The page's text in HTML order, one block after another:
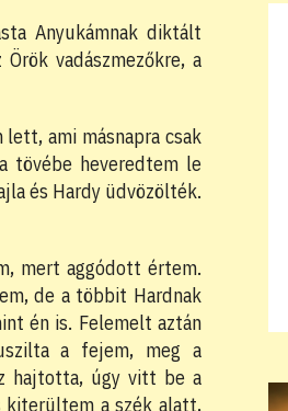
Anyukámnak diktált
vadászmezőkre, a
ami másnapra csak
tövébe heveredtem le
és Hardy üdvözölték.
mert aggódott értem.
de a többit Hardnak
én is. Felemelt aztán
a fejem, meg a
hajtotta, úgy vitt be a
kiterültem a szék alatt,